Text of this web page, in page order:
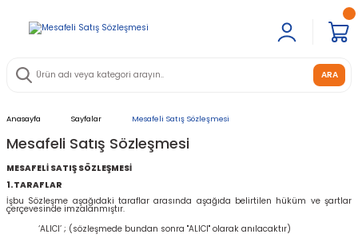
ARA
Anasayfa Sayfalar Mesafeli Satış Sözleşmesi
Mesafeli Satış Sözleşmesi
MESAFELİ SATIŞ SÖZLEŞMESİ
1.TARAFLAR
İşbu Sözleşme aşağıdaki taraflar arasında aşağıda belirtilen hüküm ve şartlar
çerçevesinde imzalanmıştır.
‘ALICI’ ; (sözleşmede bundan sonra "ALICI" olarak anılacaktır)